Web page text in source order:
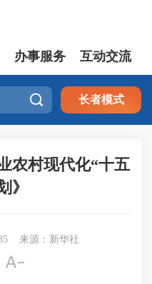
办事服务 互动交流
 长者模式
农村现代化“十五
》
来源：新华社
